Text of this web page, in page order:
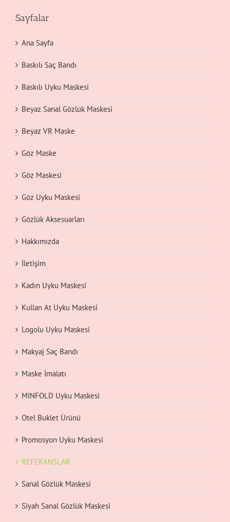
Sayfalar
Ana Sayfa
Baskılı Saç Bandı
Baskılı Uyku Maskesi
Beyaz Sanal Gözlük Maskesi
Beyaz VR Maske
Göz Maske
Göz Maskesi
Göz Uyku Maskesi
Gözlük Aksesuarları
Hakkımızda
İletişim
Kadın Uyku Maskesi
Kullan At Uyku Maskesi
Logolu Uyku Maskesi
Makyaj Saç Bandı
Maske İmalatı
MINFOLD Uyku Maskesi
Otel Buklet Ürünü
Promosyon Uyku Maskesi
REFERANSLAR
Sanal Gözlük Maskesi
Siyah Sanal Gözlük Maskesi